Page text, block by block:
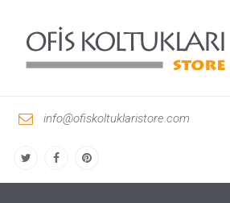
info@ofiskoltuklaristore.com